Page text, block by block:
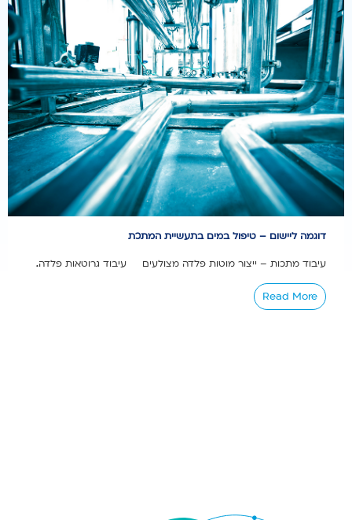
דוגמה ליישום – טיפול במים בתעשיית המתכת
עיבוד מתכות – ייצור מוטות פלדה מצולעים עיבוד גרוטאות פלדה...
Read More